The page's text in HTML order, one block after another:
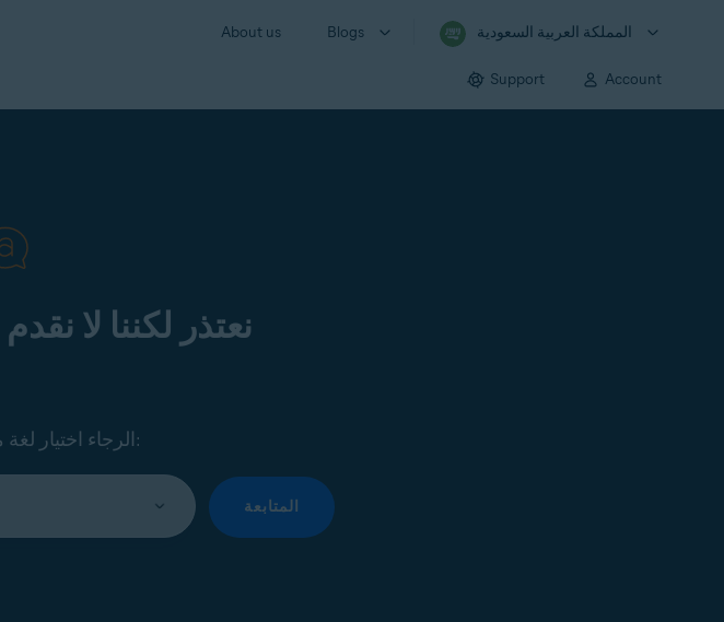
About us Blogs المملكة العربية السعودية
Support Account
نعتذر لكننا لا
الرجاء اختيار لغة مدعومة أدناه للمتابعة:
المتابعة